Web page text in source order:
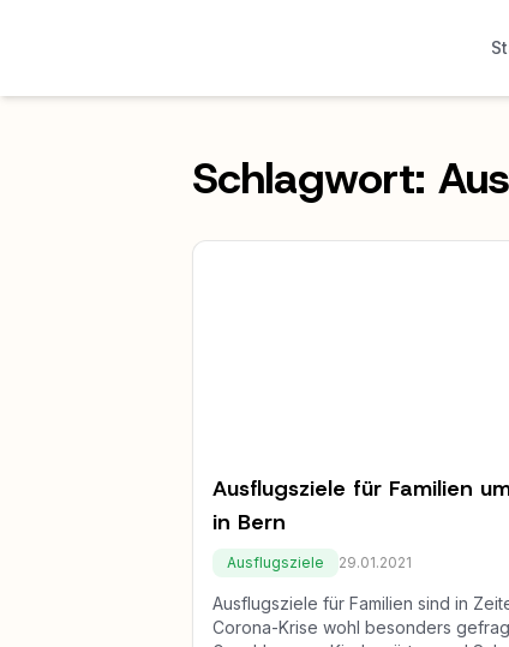
Schlagwort:
Ausflugsziele für Familien
in Bern
Ausflugsziele 29.01.2021
Ausflugsziele für Familien sind in
Corona-Krise wohl besonders